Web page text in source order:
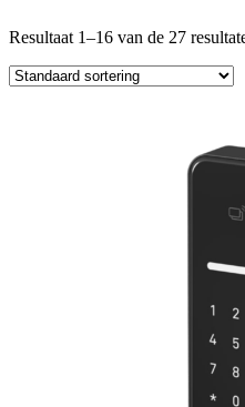
Resultaat 1–16 van de 27